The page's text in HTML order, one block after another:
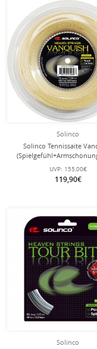
Solinco
Solinco Tennissaite
200m Rolle
UVP: 155,00€
119,90€
Solinco